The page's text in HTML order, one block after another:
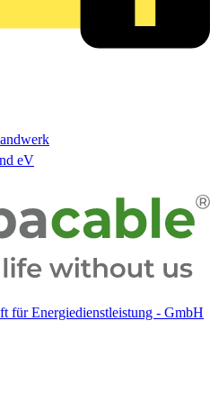
eV
für Energiedienstleistung - GmbH